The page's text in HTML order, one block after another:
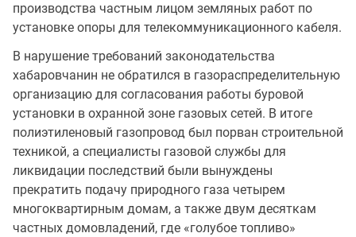
производства частным лицом земляных работ по
установке опоры для телекоммуникационного кабеля.
В нарушение требований законодательства
хабаровчанин не обратился в газораспределительную
организацию для согласования работы буровой
установки в охранной зоне газовых сетей. В итоге
полиэтиленовый газопровод был порван строительной
техникой, а специалисты газовой службы для
ликвидации последствий были вынуждены
прекратить подачу природного газа четырем
многоквартирным домам, а также двум десяткам
частных домовладений, где «голубое топливо»